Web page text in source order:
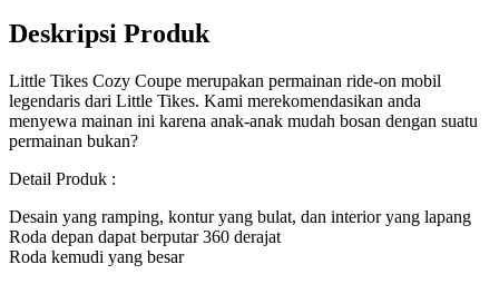
Deskripsi Produk
Little Tikes Cozy Coupe merupakan permainan ride-on mobil
legendaris dari Little Tikes. Kami merekomendasikan anda
menyewa mainan ini karena anak-anak mudah bosan dengan suatu
permainan bukan?
Detail Produk :
Desain yang ramping, kontur yang bulat, dan interior yang lapang
Roda depan dapat berputar 360 derajat
Roda kemudi yang besar